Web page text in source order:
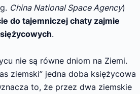
China National Space Agency)
do tajemniczej chaty zajmie
.
nie są równe dniom na Ziemi.
ziemski” jedna doba księżycowa
to, że przez dwa ziemskie